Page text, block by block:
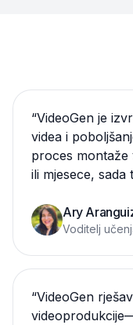
“VideoGen je
videa i
proces montaže
ili mjesece, sada
Ary
Voditelj
“VideoGen